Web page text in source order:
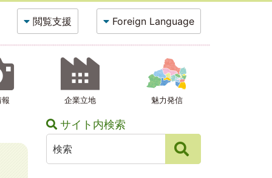
閲覧支援 Foreign Language
企業立地 魅力発信
サイト内検索